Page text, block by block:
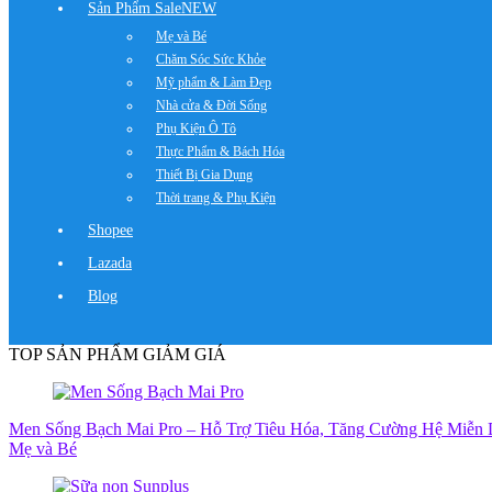
Sản Phẩm SaleNEW
Mẹ và Bé
Chăm Sóc Sức Khỏe
Mỹ phẩm & Làm Đẹp
Nhà cửa & Đời Sống
Phụ Kiện Ô Tô
Thực Phẩm & Bách Hóa
Thiết Bị Gia Dụng
Thời trang & Phụ Kiện
Shopee
Lazada
Blog
TOP SẢN PHẨM GIẢM GIÁ
Men Sống Bạch Mai Pro – Hỗ Trợ Tiêu Hóa, Tăng Cường Hệ Miễn
Mẹ và Bé